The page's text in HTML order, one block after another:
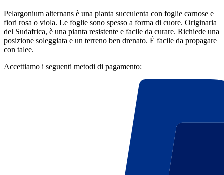
Pelargonium alternans è una pianta succulenta con foglie carnose e
fiori rosa o viola. Le foglie sono spesso a forma di cuore. Originaria
del Sudafrica, è una pianta resistente e facile da curare. Richiede una
posizione soleggiata e un terreno ben drenato. È facile da propagare
con talee.
Accettiamo i seguenti metodi di pagamento: